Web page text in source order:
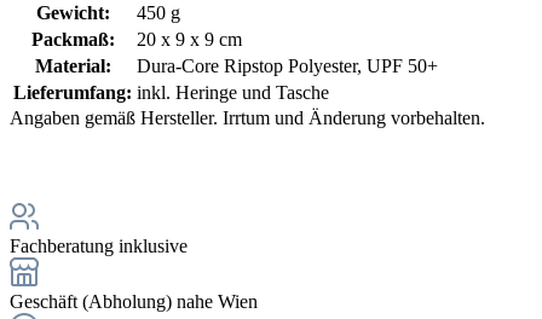
Gewicht:
450 g
Packmaß:
20 x 9 x 9 cm
Material:
Dura-Core Ripstop Polyester, UPF 50+
Lieferumfang: inkl. Heringe und Tasche
Angaben gemäß Hersteller. Irrtum und Änderung vorbehalten.
Fachberatung inklusive
Geschäft (Abholung) nahe Wien